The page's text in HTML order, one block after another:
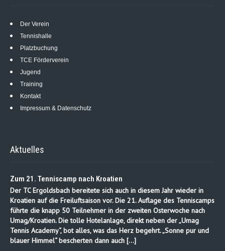
Der Verein
Tennishalle
Platzbuchung
TCE Förderverein
Jugend
Training
Kontakt
Impressum & Datenschutz
Aktuelles
Zum 21. Tenniscamp nach Kroatien
Der TC Ergoldsbach bereitete sich auch in diesem Jahr wieder in
Kroatien auf die Freiluftsaison vor. Die 21. Auflage des Tenniscamps
führte die knapp 50 Teilnehmer in der zweiten Osterwoche nach
Umag/Kroatien. Die tolle Hotelanlage, direkt neben der „Umag
Tennis Academy“, bot alles, was das Herz begehrt. „Sonne pur und
blauer Himmel“ bescherten dann auch […]